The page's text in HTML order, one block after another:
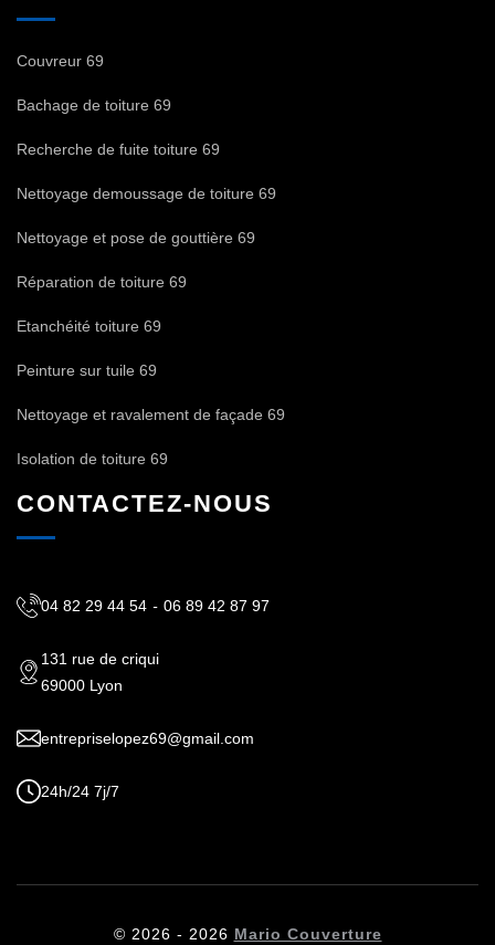
Couvreur 69
Bachage de toiture 69
Recherche de fuite toiture 69
Nettoyage demoussage de toiture 69
Nettoyage et pose de gouttière 69
Réparation de toiture 69
Etanchéité toiture 69
Peinture sur tuile 69
Nettoyage et ravalement de façade 69
Isolation de toiture 69
CONTACTEZ-NOUS
04 82 29 44 54 - 06 89 42 87 97
131 rue de criqui
69000 Lyon
entrepriselopez69@gmail.com
24h/24 7j/7
© 2026 - 2026 Mario Couverture